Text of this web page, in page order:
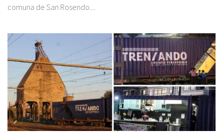
comuna de San Rosendo....